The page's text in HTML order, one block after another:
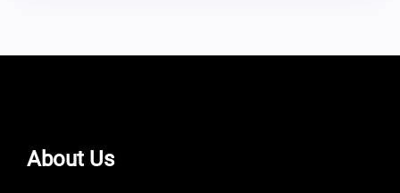
About Us